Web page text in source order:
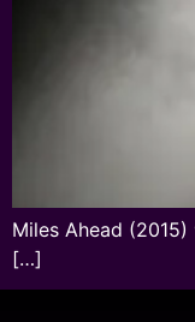
Miles Ahead
[…]